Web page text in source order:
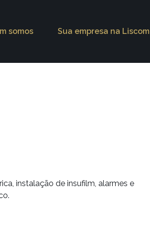
somos Sua empresa na Liscom
instalação de insufilm, alarmes e